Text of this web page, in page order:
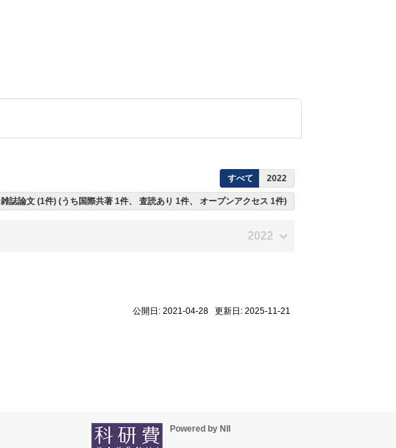
すべて 2022
雑誌論文 (1件) (うち国際共著 1件、 査読あり 1件、 オープンアクセス 1件)
2022
公開日: 2021-04-28 更新日: 2025-11-21
Powered by NII